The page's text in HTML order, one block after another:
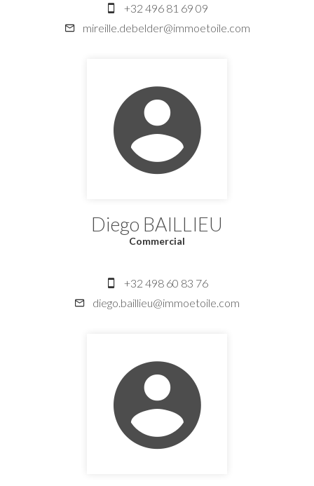
+32 496 81 69 09
mireille.debelder@immoetoile.com
Diego BAILLIEU
Commercial
+32 498 60 83 76
diego.baillieu@immoetoile.com